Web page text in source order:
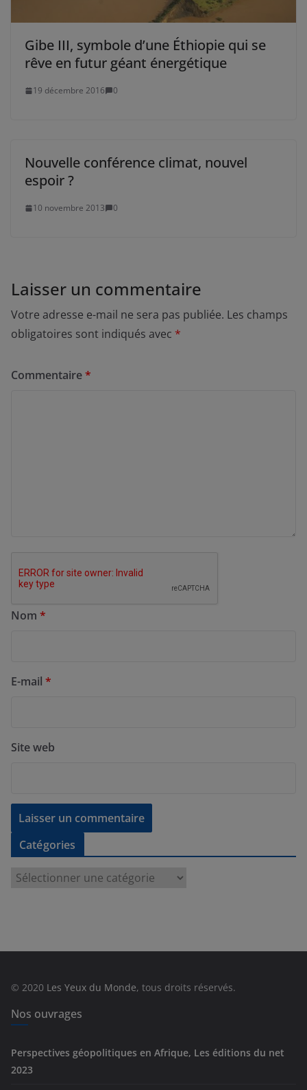
Gibe III, symbole d’une Éthiopie qui se
rêve en futur géant énergétique
19 décembre 2016 0
Nouvelle conférence climat, nouvel
espoir ?
10 novembre 2013 0
Laisser un commentaire
Votre adresse e-mail ne sera pas publiée. Les champs
obligatoires sont indiqués avec *
Commentaire*
Nom *
E-mail *
Site web
Catégories
e
© 2020 Les Yeux du Monde, tous droits réservés.
Nos ouvrages
Perspectives géopolitiques en Afrique, Les éditions du net
2023